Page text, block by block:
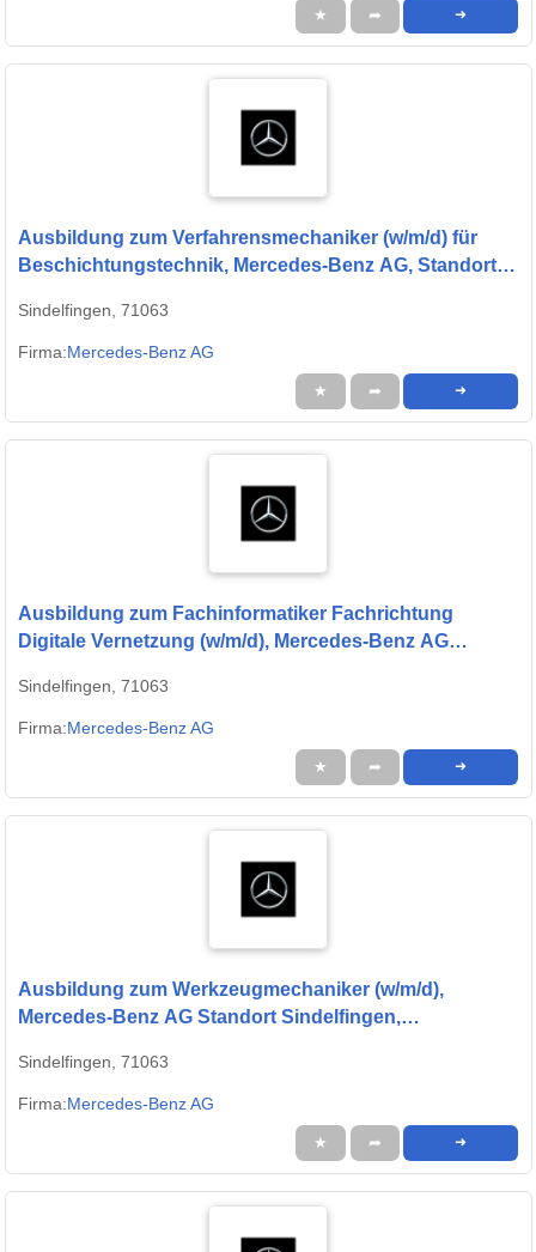
★ ➦ ➜
Ausbildung zum Verfahrensmechaniker (w/m/d) für
Beschichtungstechnik, Mercedes-Benz AG, Standort
Sindelfingen, 71063
Firma:Mercedes-Benz AG
★ ➦ ➜
Ausbildung zum Fachinformatiker Fachrichtung
Digitale Vernetzung (w/m/d), Mercedes-Benz AG
Sindelfingen, 71063
Firma:Mercedes-Benz AG
★ ➦ ➜
Ausbildung zum Werkzeugmechaniker (w/m/d),
Mercedes-Benz AG Standort Sindelfingen,
Sindelfingen, 71063
Firma:Mercedes-Benz AG
★ ➦ ➜